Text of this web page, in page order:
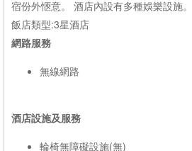
宿份外愜意。 酒店內設有多種娛樂設施
飯店類型:3星酒店
網路服務
無線網路
酒店設施及服務
輪椅無障礙設施(無)